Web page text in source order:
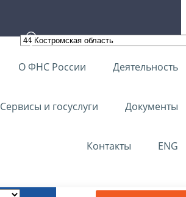
О ФНС России Деятельность
Сервисы и госуслуги Документы
Контакты ENG